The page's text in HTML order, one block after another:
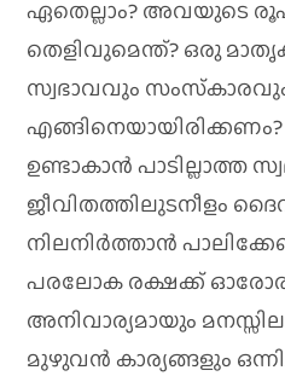
ഏതെല്ലാം? അവയുടെ
തെളിവുമെന്ത്‌? ഒരു
സ്വഭാവവും
ഉണ്ടാകാന്‍ പാടില്ലാത്ത
ജീവിതത്തിലുടനീളം
നിലനിര്‍ത്താന്‍
പരലോക രക്ഷക്ക്‌
അനിവാര്യമായും
മുഴുവന്‍ കാര്യങ്ങളും